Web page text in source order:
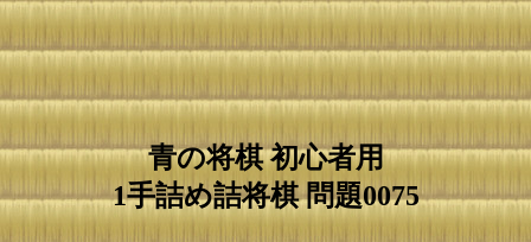
青の将棋 初心者用
1手詰め詰将棋 問題0075